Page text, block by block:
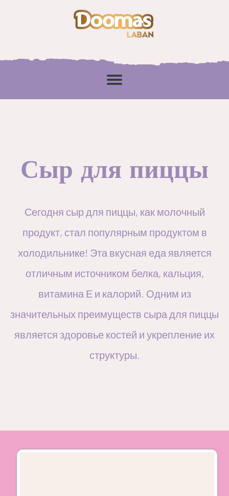
Сыр для пиццы
Сегодня сыр для пиццы, как молочный
продукт, стал популярным продуктом в
холодильнике! Эта вкусная еда является
отличным источником белка, кальция,
витамина Е и калорий. Одним из
значительных преимуществ сыра для пиццы
является здоровье костей и укрепление их
структуры.